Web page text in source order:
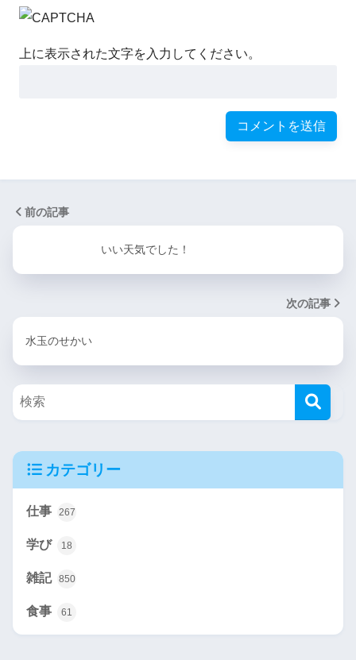
上に表示された文字を入力してください。
前の記事
いい天気でした！
次の記事
水玉のせかい
カテゴリー
仕事 267
学び 18
雑記 850
食事 61